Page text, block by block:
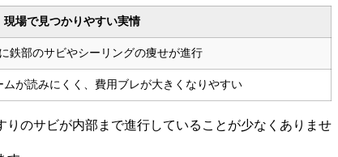
現場で見つかりやすい実情
鉄部のサビやシーリングの痩せが進行
が読みにくく、費用ブレが大きくなりやすい
のサビが内部まで進行していることが少なくありませ